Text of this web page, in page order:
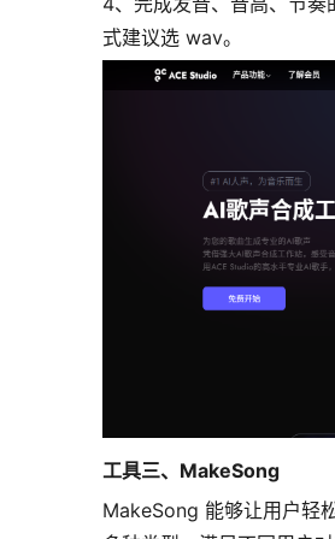
式建议选 wav。
工具三、MakeSong
MakeSong 能够让用户轻